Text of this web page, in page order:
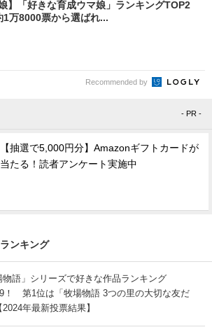
娘】「好きな育成ウマ娘」ランキングTOP2
万8000票から選ばれ...
Recommended by
- PR -
【抽選で5,000円分】Amazonギフトカードが
当たる！読者アンケート実施中
ンキング
物語」シリーズで好きな作品ランキング
！ 第1位は「牧場物語 3つの里の大切な友だ
年最新投票結果】